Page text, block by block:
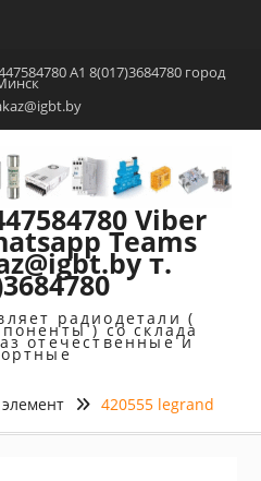
A1 8(017)3684780 город
Viber
Teams
т.
радиодетали (
) со склада
отечественные и
420555 legrand